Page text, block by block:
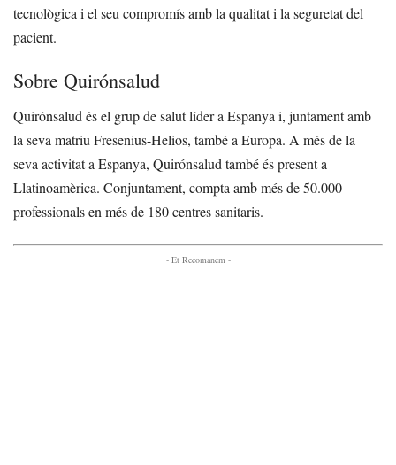
tecnològica i el seu compromís amb la qualitat i la seguretat del
pacient.
Sobre Quirónsalud
Quirónsalud és el grup de salut líder a Espanya i, juntament amb
la seva matriu Fresenius-Helios, també a Europa. A més de la
seva activitat a Espanya, Quirónsalud també és present a
Llatinoamèrica. Conjuntament, compta amb més de 50.000
professionals en més de 180 centres sanitaris.
- Et Recomanem -